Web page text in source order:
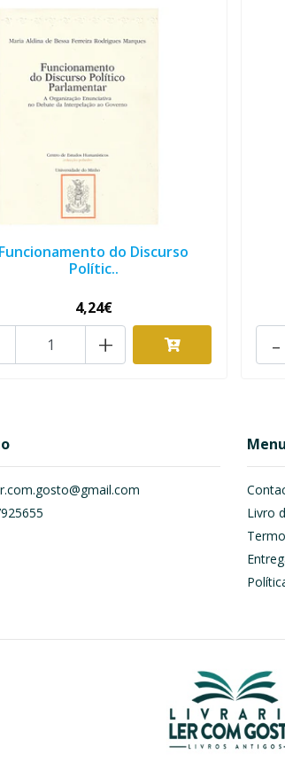
Funcionamento do Discurso
Polític..
4,24€
+ -
Menu
Livro